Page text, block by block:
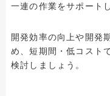
一連の作業をサポート
開発効率の向上や開発
め、短期間・低コスト
検討しましょう。